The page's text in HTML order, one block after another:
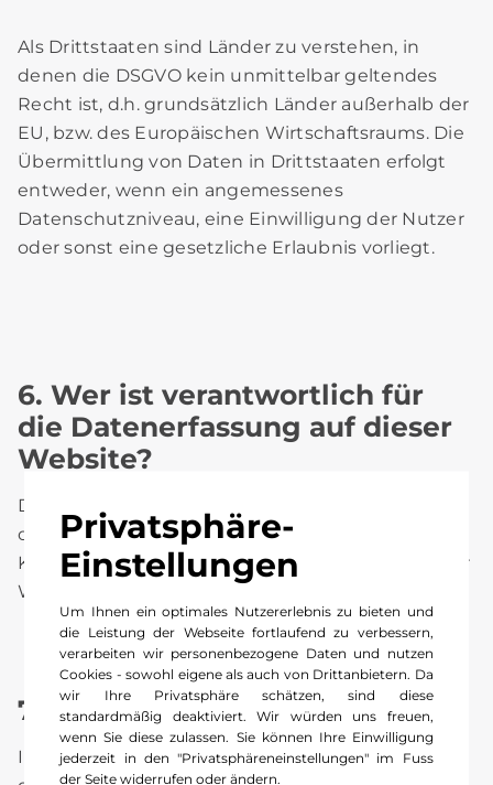
Privatsphäre-
Einstellungen
Um Ihnen ein optimales Nutzererlebnis zu bieten und
die Leistung der Webseite fortlaufend zu verbessern,
verarbeiten wir personenbezogene Daten und nutzen
Cookies - sowohl eigene als auch von Drittanbietern. Da
wir Ihre Privatsphäre schätzen, sind diese
standardmäßig deaktiviert. Wir würden uns freuen,
wenn Sie diese zulassen. Sie können Ihre Einwilligung
jederzeit in den "Privatsphäreneinstellungen" im Fuss
der Seite widerrufen oder ändern.
Als Drittstaaten sind Länder zu verstehen, in
denen die DSGVO kein unmittelbar geltendes
Recht ist, d.h. grundsätzlich Länder außerhalb der
EU, bzw. des Europäischen Wirtschaftsraums. Die
Übermittlung von Daten in Drittstaaten erfolgt
entweder, wenn ein angemessenes
Datenschutzniveau, eine Einwilligung der Nutzer
oder sonst eine gesetzliche Erlaubnis vorliegt.
6. Wer ist verantwortlich für
die Datenerfassung auf dieser
Website?
Die Datenverarbeitung auf dieser Website erfolgt
durch den Websitebetreiber. Dessen
Kontaktdaten können Sie dem Impressum dieser
Website entnehmen.
7. Wie erfassen wir Ihre Daten?
Ihre Daten werden zum einen dadurch erhoben,